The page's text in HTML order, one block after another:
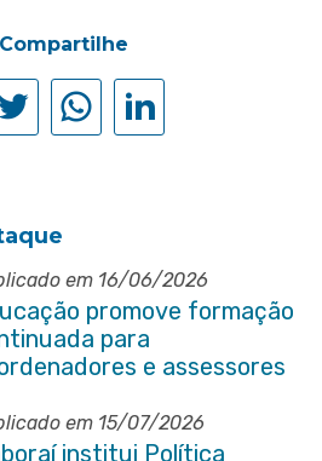
Compartilhe
em 16/06/2026
promove formação
para
e assessores
da rede municipal
em 15/07/2026
institui Política